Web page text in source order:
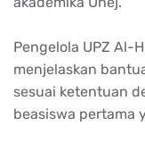
Pengelola UPZ Al-
menjelaskan
sesuai ketentuan
beasiswa pertama